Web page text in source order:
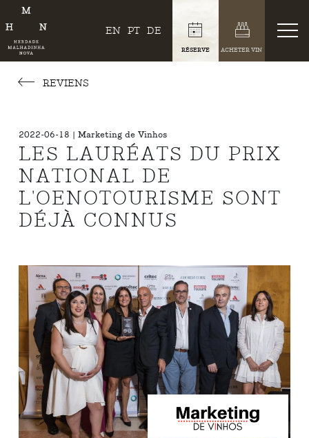
EN PT DE
RÉSERVE ACHETER VIN
REVIENS
2022-06-18 | Marketing de Vinhos
LES LAURÉATS DU PRIX
NATIONAL DE
L'OENOTOURISME SONT
DÉJÀ CONNUS